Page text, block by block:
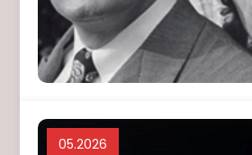
05.2026